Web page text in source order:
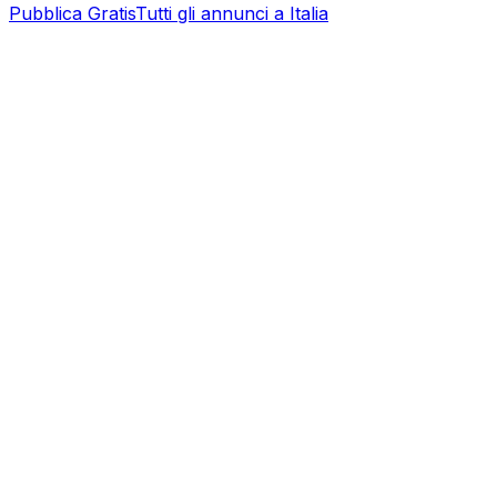
Pubblica GratisTutti gli annunci a Italia